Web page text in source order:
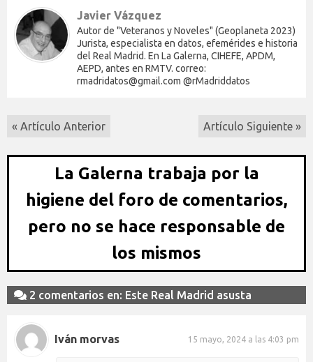
Javier Vázquez
Autor de "Veteranos y Noveles" (Geoplaneta 2023)
Jurista, especialista en datos, efemérides e historia
del Real Madrid. En La Galerna, CIHEFE, APDM,
AEPD, antes en RMTV. correo:
rmadridatos@gmail.com @rMadriddatos
« Artículo Anterior Artículo Siguiente »
La Galerna trabaja por la
higiene del foro de comentarios,
pero no se hace responsable de
los mismos
2 comentarios en: Este Real Madrid asusta
Iván morvas 15 mayo, 2024 a las 4:03 pm